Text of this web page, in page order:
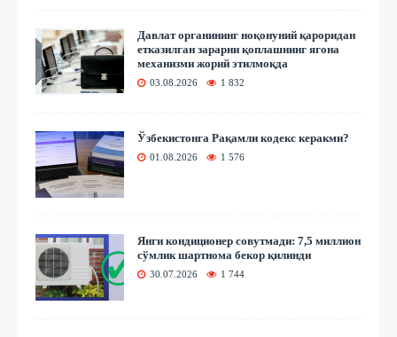
Давлат органининг ноқонуний қароридан
етказилган зарарни қоплашнинг ягона
механизми жорий этилмоқда
03.08.2026 1 832
Ўзбекистонга Рақамли кодекс керакми?
01.08.2026 1 576
Янги кондиционер совутмади: 7,5 миллион
сўмлик шартнома бекор қилинди
30.07.2026 1 744